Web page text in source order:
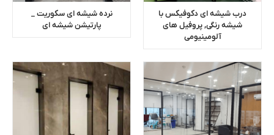
درب شیشه ای دکوفیکس با
شیشه رنگی, پروفیل های
آلومینیومی
نرده شیشه ای سکوریت _
پارتیشن شیشه ای